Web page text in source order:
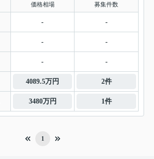
価格相場 募集件数
- -
- -
- -
4089.5万円 2件
3480万円 1件
1